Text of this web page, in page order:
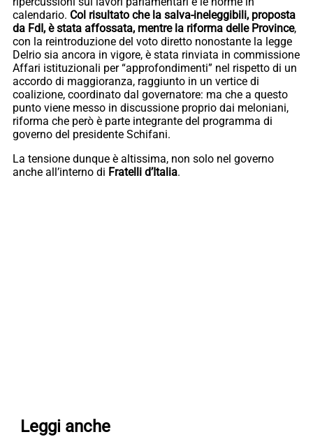
calendario. Col risultato che la salva-ineleggibili, proposta
da FdI, è stata affossata, mentre la riforma delle Province,
con la reintroduzione del voto diretto nonostante la legge
Delrio sia ancora in vigore, è stata rinviata in commissione
Affari istituzionali per “approfondimenti” nel rispetto di un
accordo di maggioranza, raggiunto in un vertice di
coalizione, coordinato dal governatore: ma che a questo
punto viene messo in discussione proprio dai meloniani,
riforma che però è parte integrante del programma di
governo del presidente Schifani.
La tensione dunque è altissima, non solo nel governo
anche all’interno di Fratelli d’Italia.
Leggi anche